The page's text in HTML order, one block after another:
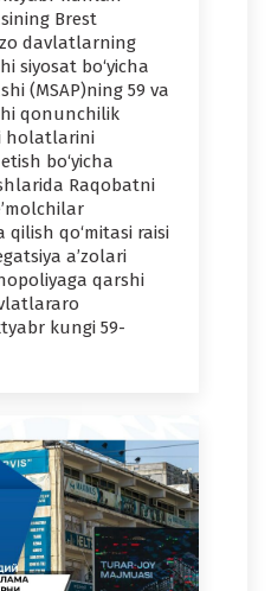
Brest
davlatlarning
siyosat bo‘yicha
(MSAP)ning 59 va
qonunchilik
holatlarini
bo‘yicha
Raqobatni
qo‘mitasi raisi
a’zolari
qarshi
kungi 59-